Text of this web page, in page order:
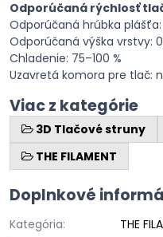
Odporúčaná rýchlosť
Odporúčaná hrúbka
Odporúčaná výška vrstvy:
Chladenie: 75–100 %
Uzavretá komora pre tlač:
Viac z kategórie
3D Tlačové struny
THE FILAMENT
Doplnkové
Kategória:
THE